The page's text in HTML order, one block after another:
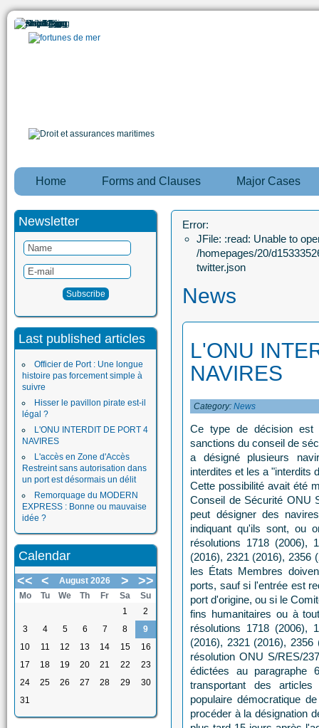
Home Forms and Clauses Major Cases
Newsletter
Last published articles
Officier de Port : Une longue
histoire pas forcement simple à
suivre
Hisser le pavillon pirate est-il
légal ?
L'ONU INTERDIT DE PORT 4
NAVIRES
L'accès en Zone d'Accès
Restreint sans autorisation dans
un port est désormais un délit
Remorquage du MODERN
EXPRESS : Bonne ou mauvaise
idée ?
Calendar
<<
< August 2026 > >>
Mo Tu We Th Fr Sa
Su
1
2
3
4 5 6 7 8
9
10
11 12 13 14 15
16
17
18 19 20 21 22
23
24
25 26 27 28 29
30
31
Error:
JFile: :read: Unable to
/homepages/20/
twitter.json
News
L'ONU
NAVIRES
Category:News
Ce type de décision
sanctions du conseil de
a désigné plusieurs
interdites et les a "interdits
Cette possibilité avait été
Conseil de Sécurité ONU
peut désigner des
indiquant qu'ils sont, ou
résolutions 1718 (2006),
(2016), 2321 (2016), 2356
les États Membres
ports, sauf si l'entrée est
port d'origine, ou si le
fins humanitaires ou à
résolutions 1718 (2006),
(2016), 2321 (2016),
résolution ONU S/RES/
édictées au paragraphe
transportant des
populaire démocratique
procéder à la désignation